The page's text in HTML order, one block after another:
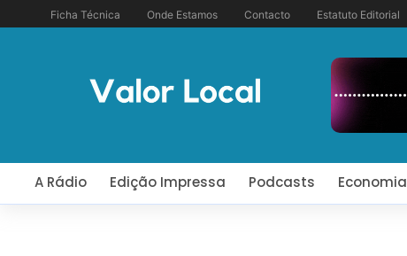
Ficha Técnica Onde Estamos Contacto Estatuto Editorial
A Rádio Edição Impressa Podcasts Economia